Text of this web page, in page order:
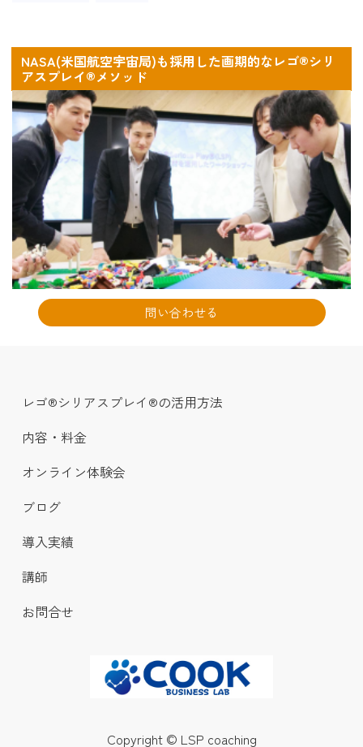
NASA(米国航空宇宙局)も採用した画期的なレゴ®シリ
アスプレイ®メソッド
問い合わせる
レゴ®シリアスプレイ®の活用方法
内容・料金
オンライン体験会
ブログ
導入実績
講師
お問合せ
Copyright © LSP coaching